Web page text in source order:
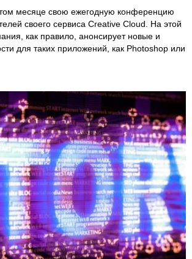
месяце свою ежегодную конференцию
своего сервиса Creative Cloud. На этой
как правило, анонсирует новые и
для таких приложений, как Photoshop или